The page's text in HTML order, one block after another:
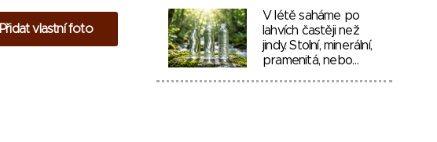
Přidat vlastní foto
V létě saháme po
lahvích častěji než
jindy. Stolní, minerální,
pramenitá, nebo…